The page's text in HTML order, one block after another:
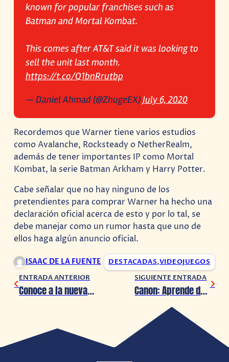
known for popular franchises such as
Batman and Mortal Kombat.
This comes after AT&T said it was looking to
sell the unit last month.
https://t.co/Q1bnRrutbp
— Daniel Ahmad (@ZhugeEX)July 6, 2020
Recordemos que Warner tiene varios estudios
como Avalanche, Rocksteady o NetherRealm,
además de tener importantes IP como Mortal
Kombat, la serie Batman Arkham y Harry Potter.
Cabe señalar que no hay ninguno de los
pretendientes para comprar Warner ha hecho una
declaración oficial acerca de esto y por lo tal, se
debe manejar como un rumor hasta que uno de
ellos haga algún anuncio oficial.
ISAAC DE LA FUENTE DESTACADAS,VIDEOJUEGOS
ENTRADA ANTERIOR
Conoce a la nueva Black Widow del MCU
SIGUIENTE ENTRADA
Canon: Aprende desde fotografía urbana hasta astrofotografía en estos nuevos streamings